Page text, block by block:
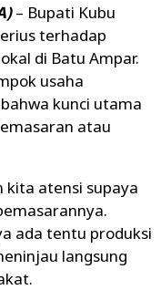
– Bupati Kubu
terhadap
di Batu Ampar.
usaha
kunci utama
atau
kita atensi supaya
ada tentu produksi
langsung